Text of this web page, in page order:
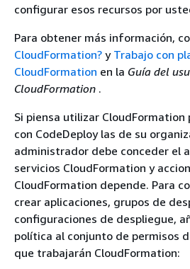
configurar esos recursos por
Para obtener más información,
CloudFormation? y Trabajo con
CloudFormation en la Guía del
CloudFormation .
Si piensa utilizar
con CodeDeploy las de su
administrador debe conceder el
servicios CloudFormation y
CloudFormation depende. Para
crear aplicaciones, grupos de
configuraciones de despliegue,
política al conjunto de permisos
que trabajarán CloudFormation: